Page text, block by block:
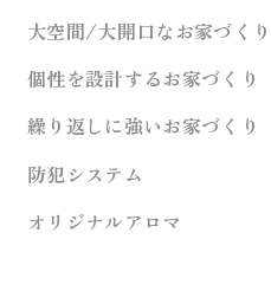
大空間/大開口なお家づくり
個性を設計するお家づくり
繰り返しに強いお家づくり
防犯システム
オリジナルアロマ